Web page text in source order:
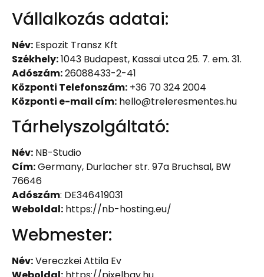
Vállalkozás adatai:
Név: Espozit Transz Kft
Székhely:1043 Budapest, Kassai utca 25. 7. em. 31.
Adószám:26088433-2-41
Központi Telefonszám: +36 70 324 2004
Központi e-mail cím: hello@treleresmentes.hu
Tárhelyszolgáltató:
Név: NB-Studio
Cím:Germany, Durlacher str. 97a Bruchsal, BW
76646
Adószám: DE346419031
Weboldal: https://nb-hosting.eu/
Webmester:
Név:Vereczkei Attila Ev